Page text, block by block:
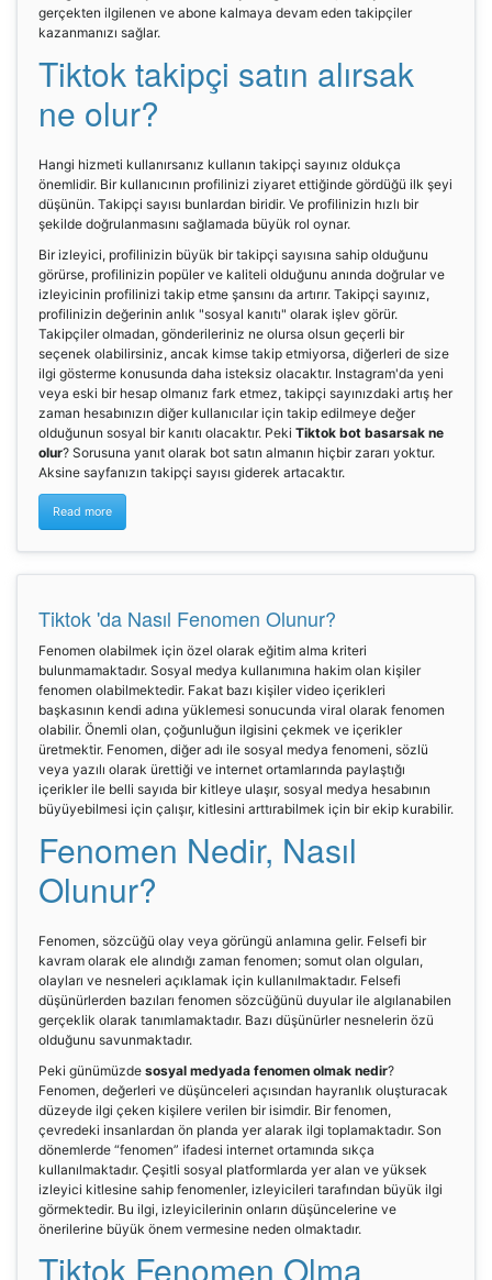
gerçekten ilgilenen ve abone kalmaya devam eden takipçiler
kazanmanızı sağlar.
Tiktok takipçi satın alırsak
ne olur?
Hangi hizmeti kullanırsanız kullanın takipçi sayınız oldukça
önemlidir. Bir kullanıcının profilinizi ziyaret ettiğinde gördüğü ilk şeyi
düşünün. Takipçi sayısı bunlardan biridir. Ve profilinizin hızlı bir
şekilde doğrulanmasını sağlamada büyük rol oynar.
Bir izleyici, profilinizin büyük bir takipçi sayısına sahip olduğunu
görürse, profilinizin popüler ve kaliteli olduğunu anında doğrular ve
izleyicinin profilinizi takip etme şansını da artırır. Takipçi sayınız,
profilinizin değerinin anlık "sosyal kanıtı" olarak işlev görür.
Takipçiler olmadan, gönderileriniz ne olursa olsun geçerli bir
seçenek olabilirsiniz, ancak kimse takip etmiyorsa, diğerleri de size
ilgi gösterme konusunda daha isteksiz olacaktır. Instagram'da yeni
veya eski bir hesap olmanız fark etmez, takipçi sayınızdaki artış her
zaman hesabınızın diğer kullanıcılar için takip edilmeye değer
olduğunun sosyal bir kanıtı olacaktır. Peki Tiktok bot basarsak ne
olur? Sorusuna yanıt olarak bot satın almanın hiçbir zararı yoktur.
Aksine sayfanızın takipçi sayısı giderek artacaktır.
Read more
Tiktok 'da Nasıl Fenomen Olunur?
Fenomen olabilmek için özel olarak eğitim alma kriteri
bulunmamaktadır. Sosyal medya kullanımına hakim olan kişiler
fenomen olabilmektedir. Fakat bazı kişiler video içerikleri
başkasının kendi adına yüklemesi sonucunda viral olarak fenomen
olabilir. Önemli olan, çoğunluğun ilgisini çekmek ve içerikler
üretmektir. Fenomen, diğer adı ile sosyal medya fenomeni, sözlü
veya yazılı olarak ürettiği ve internet ortamlarında paylaştığı
içerikler ile belli sayıda bir kitleye ulaşır, sosyal medya hesabının
büyüyebilmesi için çalışır, kitlesini arttırabilmek için bir ekip kurabilir.
Fenomen Nedir, Nasıl
Olunur?
Fenomen, sözcüğü olay veya görüngü anlamına gelir. Felsefi bir
kavram olarak ele alındığı zaman fenomen; somut olan olguları,
olayları ve nesneleri açıklamak için kullanılmaktadır. Felsefi
düşünürlerden bazıları fenomen sözcüğünü duyular ile algılanabilen
gerçeklik olarak tanımlamaktadır. Bazı düşünürler nesnelerin özü
olduğunu savunmaktadır.
Peki günümüzde sosyal medyada fenomen olmak nedir?
Fenomen, değerleri ve düşünceleri açısından hayranlık oluşturacak
düzeyde ilgi çeken kişilere verilen bir isimdir. Bir fenomen,
çevredeki insanlardan ön planda yer alarak ilgi toplamaktadır. Son
dönemlerde “fenomen” ifadesi internet ortamında sıkça
kullanılmaktadır. Çeşitli sosyal platformlarda yer alan ve yüksek
izleyici kitlesine sahip fenomenler, izleyicileri tarafından büyük ilgi
görmektedir. Bu ilgi, izleyicilerinin onların düşüncelerine ve
önerilerine büyük önem vermesine neden olmaktadır.
Tiktok Fenomen Olma